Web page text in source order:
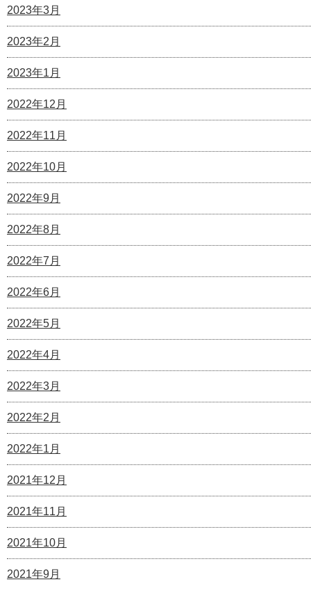
2023年3月
2023年2月
2023年1月
2022年12月
2022年11月
2022年10月
2022年9月
2022年8月
2022年7月
2022年6月
2022年5月
2022年4月
2022年3月
2022年2月
2022年1月
2021年12月
2021年11月
2021年10月
2021年9月